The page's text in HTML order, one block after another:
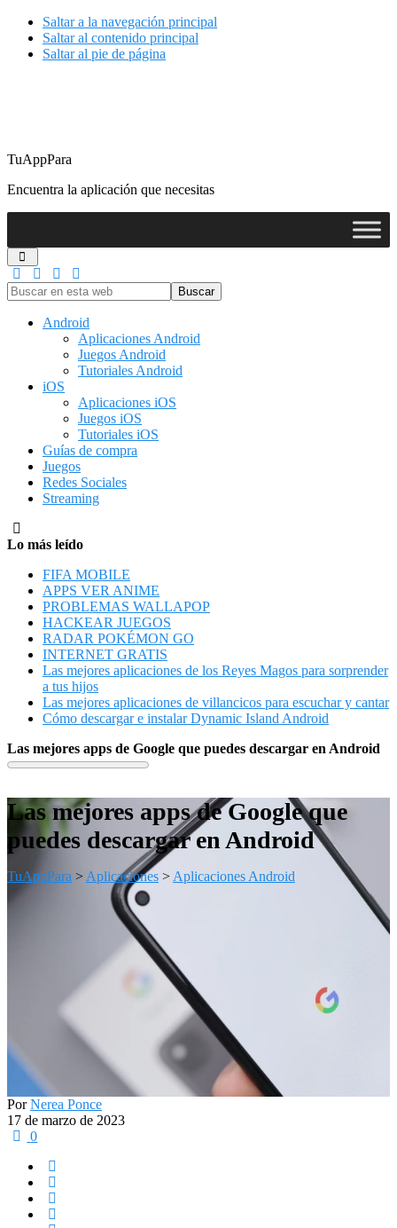
Saltar a la navegación principal
Saltar al contenido principal
Saltar al pie de página
TuAppPara
Encuentra la aplicación que necesitas
Buscar
en
Android
Aplicaciones Android
Juegos Android
Tutoriales Android
iOS
Aplicaciones iOS
Juegos iOS
Tutoriales iOS
Guías de compra
Juegos
Redes Sociales
Streaming
Lo más leído
FIFA MOBILE
APPS VER ANIME
PROBLEMAS WALLAPOP
HACKEAR JUEGOS
RADAR POKÉMON GO
INTERNET GRATIS
Las mejores aplicaciones de los Reyes Magos para sorprender
a tus hijos
Las mejores aplicaciones de villancicos para escuchar y cantar
Cómo descargar e instalar Dynamic Island Android
Las mejores apps de Google que puedes descargar en Android
Las mejores apps de Google que
puedes descargar en Android
TuAppPara > Aplicaciones > Aplicaciones Android
PorNerea Ponce
17 de marzo de 2023
0